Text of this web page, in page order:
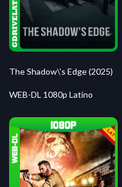
The Shadow\’s Edge (2025)
WEB-DL 1080p Latino